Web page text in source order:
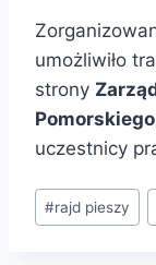
umożliwiło
strony
Pomorskiego
uczestnicy
#rajd pieszy